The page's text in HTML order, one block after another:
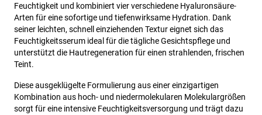
Feuchtigkeit und kombiniert vier verschiedene Hyaluronsäure-
Arten für eine sofortige und tiefenwirksame Hydration. Dank
seiner leichten, schnell einziehenden Textur eignet sich das
Feuchtigkeitsserum ideal für die tägliche Gesichtspflege und
unterstützt die Hautregeneration für einen strahlenden, frischen
Teint.
Diese ausgeklügelte Formulierung aus einer einzigartigen
Kombination aus hoch- und niedermolekularen Molekulargrößen
sorgt für eine intensive Feuchtigkeitsversorgung und trägt dazu